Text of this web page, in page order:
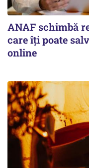
ANAF schimbă
care îți poate
online